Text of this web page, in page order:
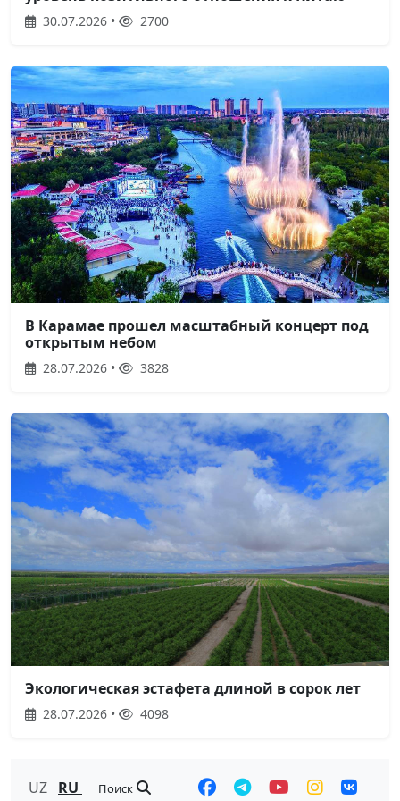
30.07.2026 • 2700
В Карамае прошел масштабный концерт под
открытым небом
28.07.2026 • 3828
Экологическая эстафета длиной в сорок лет
28.07.2026 • 4098
UZ RU Поиск